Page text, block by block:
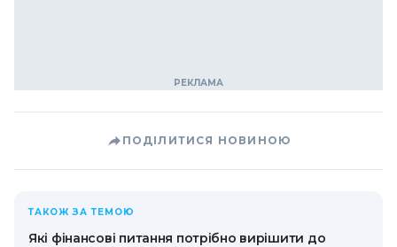
ПОДІЛИТИСЯ НОВИНОЮ
ТАКОЖ ЗА ТЕМОЮ
Які фінансові питання потрібно вирішити до